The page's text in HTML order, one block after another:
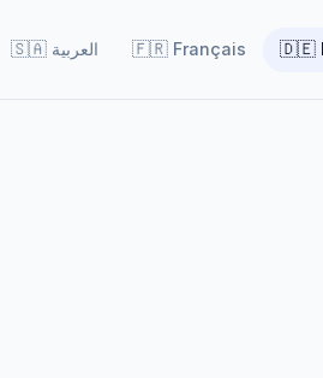
🇸🇦 العربية 🇫🇷 Français 🇩🇪